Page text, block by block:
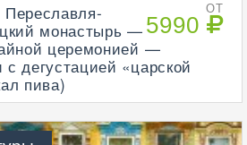
ОТ
5990
монастырь —
церемонией —
дегустацией «царской
пива)